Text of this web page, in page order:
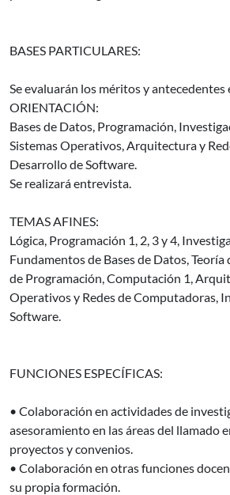
BASES PARTICULARES:
Se evaluarán los méritos y antecedentes
ORIENTACIÓN:
Bases de Datos, Programación,
Sistemas Operativos, Arquitectura y
Desarrollo de Software.
Se realizará entrevista.
TEMAS AFINES:
Lógica, Programación 1, 2, 3 y 4,
Fundamentos de Bases de Datos, Teoría
de Programación, Computación 1,
Operativos y Redes de Computadoras,
Software.
FUNCIONES ESPECÍFICAS:
• Colaboración en actividades de
asesoramiento en las áreas del llamado
proyectos y convenios.
• Colaboración en otras funciones
su propia formación.